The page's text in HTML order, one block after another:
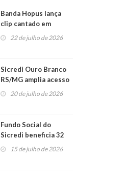
Banda Hopus lança
clip cantado em
alemão e inglês
22 de julho de 2026
Sicredi Ouro Branco
RS/MG amplia acesso
ao show dos 45 anos
para mais associados
20 de julho de 2026
Fundo Social do
Sicredi beneficia 32
projetos em
15 de julho de 2026